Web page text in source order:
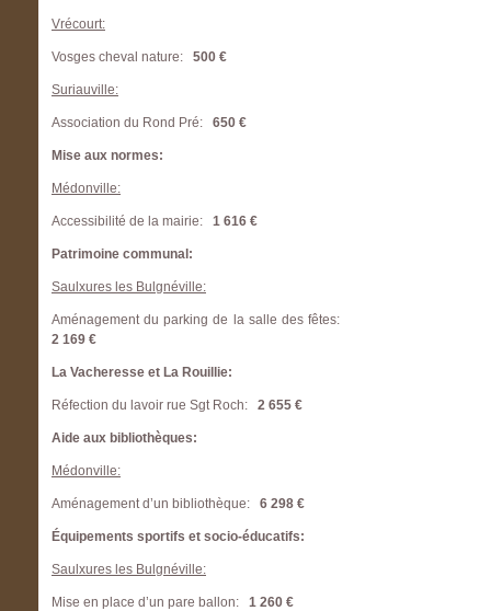
Vrécourt:
Vosges cheval nature: 500 €
Suriauville:
Association du Rond Pré: 650 €
Mise aux normes:
Médonville:
Accessibilité de la mairie: 1 616 €
Patrimoine communal:
Saulxures les Bulgnéville:
Aménagement du parking de la salle des fêtes:
2 169 €
La Vacheresse et La Rouillie:
Réfection du lavoir rue Sgt Roch: 2 655 €
Aide aux bibliothèques:
Médonville:
Aménagement d’un bibliothèque: 6 298 €
Équipements sportifs et socio-éducatifs:
Saulxures les Bulgnéville:
Mise en place d’un pare ballon: 1 260 €